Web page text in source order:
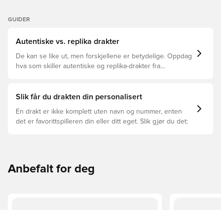
GUIDER
Autentiske vs. replika drakter
De kan se like ut, men forskjellene er betydelige. Oppdag
hva som skiller autentiske og replika-drakter fra
Slik får du drakten din personalisert
En drakt er ikke komplett uten navn og nummer, enten
det er favorittspilleren din eller ditt eget. Slik gjør du det:
Anbefalt for deg